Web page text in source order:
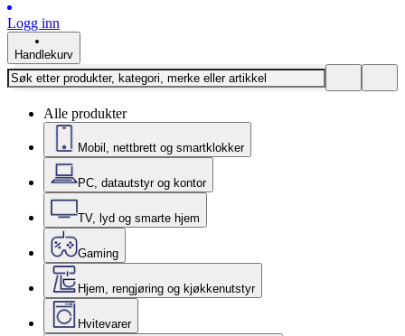
Logg inn
Handlekurv
Alle produkter
Mobil, nettbrett og smartklokker
PC, datautstyr og kontor
TV, lyd og smarte hjem
Gaming
Hjem, rengjøring og kjøkkenutstyr
Hvitevarer